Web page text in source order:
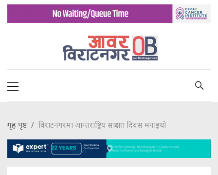
गृह पृष्ट विराटनगरमा आन्तराष्ट्रिय साक्षरता दिवस मनाइयो